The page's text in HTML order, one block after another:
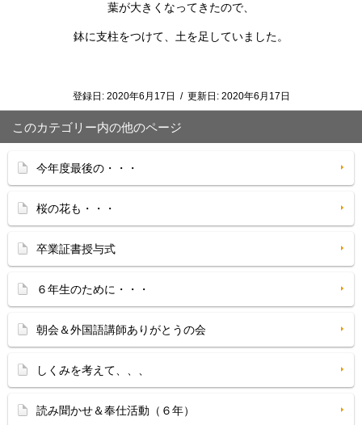
葉が大きくなってきたので、
鉢に支柱をつけて、土を足していました。
登録日: 2020年6月17日 / 更新日: 2020年6月17日
このカテゴリー内の他のページ
今年度最後の・・・
桜の花も・・・
卒業証書授与式
６年生のために・・・
朝会＆外国語講師ありがとうの会
しくみを考えて、、、
読み聞かせ＆奉仕活動（６年）